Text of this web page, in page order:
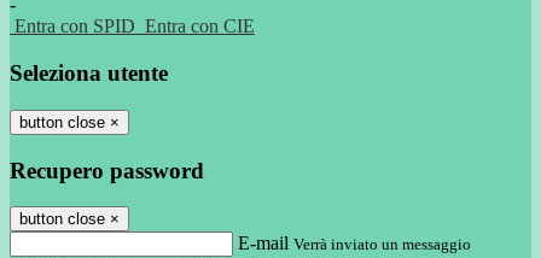
-
Entra con SPID Entra con CIE
Seleziona utente
button close ×
Recupero password
button close ×
E-mail Verrà inviato un messaggio